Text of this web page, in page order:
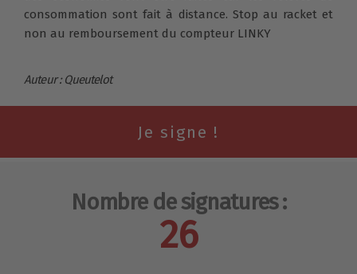
consommation sont fait à distance. Stop au racket et
non au remboursement du compteur LINKY
Auteur : Queutelot
Nombre de signatures :
26